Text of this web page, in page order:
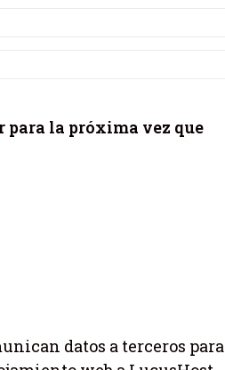
para la próxima vez que
datos a terceros para